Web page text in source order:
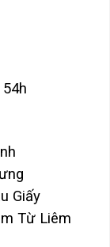
Giấy
Từ Liêm